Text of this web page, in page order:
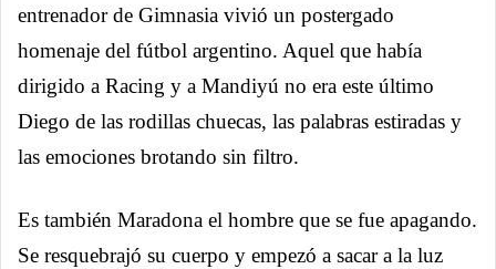
entrenador de Gimnasia vivió un postergado
homenaje del fútbol argentino. Aquel que había
dirigido a Racing y a Mandiyú no era este último
Diego de las rodillas chuecas, las palabras estiradas y
las emociones brotando sin filtro.
Es también Maradona el hombre que se fue apagando.
Se resquebrajó su cuerpo y empezó a sacar a la luz